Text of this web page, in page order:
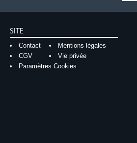
SITE
Contact
Mentions légales
CGV
Vie privée
Paramètres Cookies